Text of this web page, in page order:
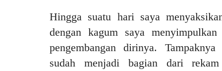
Hingga suatu hari saya
dengan kagum saya
pengembangan dirinya.
sudah menjadi bagian dari